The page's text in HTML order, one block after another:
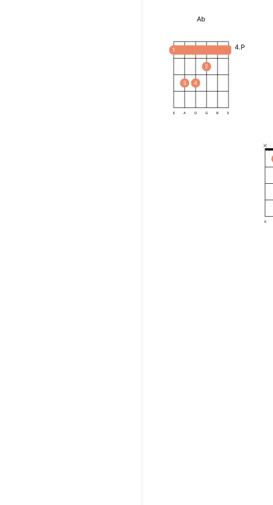
Ab
4.P
1
3 4
2
E A D G B E
E